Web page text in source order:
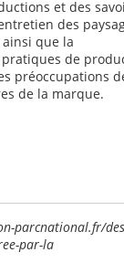
et des
des
que la
de
préoccupations
de la marque.
parcnational.fr/
par-la